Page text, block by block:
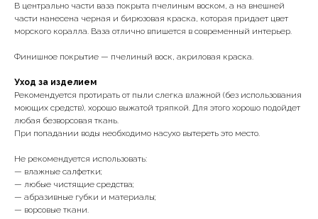
В центрально части ваза покрыта пчелиным воском, а на внешней
части нанесена черная и бирюзовая краска, которая придает цвет
морского коралла. Ваза отлично впишется в современный интерьер.
Финишное покрытие — пчелиный воск, акриловая краска.
Уход за изделием
Рекомендуется протирать от пыли слегка влажной (без использования
моющих средств), хорошо выжатой тряпкой. Для этого хорошо подойдет
любая безворсовая ткань.
При попадании воды необходимо насухо вытереть это место.
Не рекомендуется использовать:
— влажные салфетки;
— любые чистящие средства;
— абразивные губки и материалы;
— ворсовые ткани.